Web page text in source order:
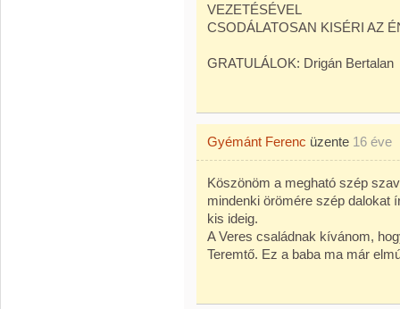
VEZETÉSÉVEL
CSODÁLATOSAN KISÉRI AZ
GRATULÁLOK: Drigán Bertalan
Gyémánt Ferenc üzente 16 éve
Köszönöm a megható szép
mindenki örömére szép dalokat
kis ideig.
A Veres családnak kívánom,
Teremtő. Ez a baba ma már